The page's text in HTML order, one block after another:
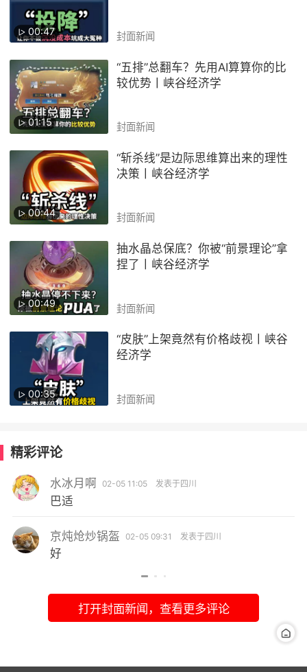
00:47 封面新闻
01:15
“五排”总翻车？先用AI算算你的比
较优势丨峡谷经济学
封面新闻
00:44
“斩杀线”是边际思维算出来的理性
决策丨峡谷经济学
封面新闻
00:49
抽水晶总保底？你被“前景理论”拿
捏了丨峡谷经济学
封面新闻
00:35
“皮肤”上架竟然有价格歧视丨峡谷
经济学
封面新闻
精彩评论
水冰月啊 02-05 11:05 发表于四川
巴适
京炖炝炒锅盔 02-05 09:31 发表于四川
好
打开封面新闻，查看更多评论